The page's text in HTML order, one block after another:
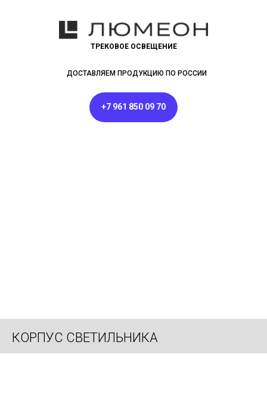
ТРЕКОВОЕ ОСВЕЩЕНИЕ
ДОСТАВЛЯЕМ ПРОДУКЦИЮ ПО РОССИИ
+7 961 850 09 70
КОРПУС СВЕТИЛЬНИКА